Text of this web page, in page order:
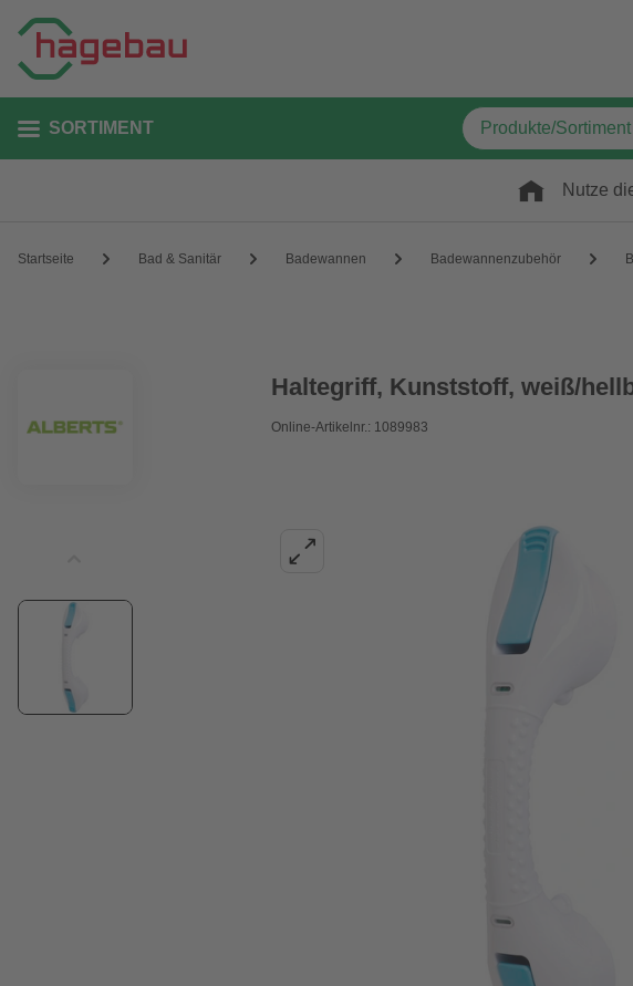
SORTIMENT
Nutze
Startseite Bad & Sanitär Badewannen Badewannenzubehör
Haltegriff, Kunststoff, weiß/
Online-Artikelnr.: 1089983